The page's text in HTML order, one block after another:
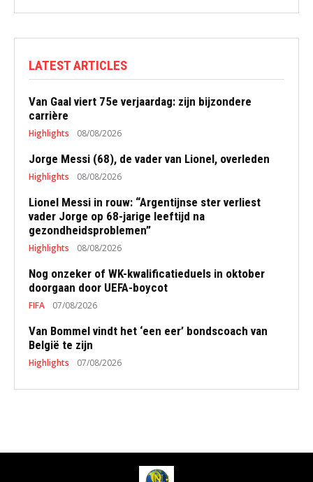
LATEST ARTICLES
Van Gaal viert 75e verjaardag: zijn bijzondere
carrière
Highlights 08/08/2026
Jorge Messi (68), de vader van Lionel, overleden
Highlights 08/08/2026
Lionel Messi in rouw: “Argentijnse ster verliest
vader Jorge op 68-jarige leeftijd na
gezondheidsproblemen”
Highlights 08/08/2026
Nog onzeker of WK-kwalificatieduels in oktober
doorgaan door UEFA-boycot
FIFA 07/08/2026
Van Bommel vindt het ‘een eer’ bondscoach van
België te zijn
Highlights 07/08/2026